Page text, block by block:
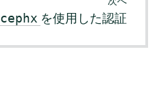
cephx を使用した認証